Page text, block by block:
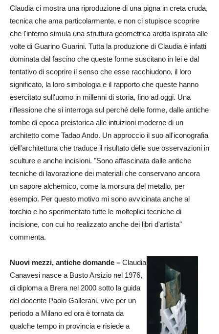
Claudia ci mostra una riproduzione di una pigna in creta cruda,
tecnica che ama particolarmente, e non ci stupisce scoprire
che l'interno simula una struttura geometrica ardita ispirata alle
volte di Guarino Guarini. Tutta la produzione di Claudia è infatti
dominata dal fascino che queste forme suscitano in lei e dal
tentativo di scoprire il senso che esse racchiudono, il loro
significato, la loro simbologia e il rapporto che queste hanno
esercitato sull'uomo in millenni di storia, fino ad oggi. Una
riflessione che si interroga sul perché delle forme, dalle antiche
tombe di epoca preistorica alle intuizioni moderne di un
architetto come Tadao Ando. Un approccio il suo all'iconografia
dell'architettura che traduce il risultato delle sue osservazioni in
sculture e anche incisioni. "Sono affascinata dalle antiche
tecniche di lavorazione dei materiali che conservano ancora
un sapore alchemico, come la morsura del metallo, per
esempio. Per questo motivo mi sono avvicinata anche al
torchio e ho sperimentato tutte le molteplici tecniche di
incisione, con cui ho realizzato anche dei libri d'artista"
commenta.
Nuovi mezzi, antiche domande – Claudia
Canavesi nasce a Busto Arsizio nel 1976,
di diploma a Brera nel 2000 sotto la guida
del docente Paolo Gallerani, vive per un
periodo a Milano ed ora è tornata da
qualche tempo in provincia e risiede a